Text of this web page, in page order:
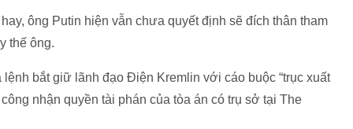
ông Putin hiện vẫn chưa quyết định sẽ đích thân tham
thế ông.
bắt giữ lãnh đạo Điện Kremlin với cáo buộc “trục xuất
nhận quyền tài phán của tòa án có trụ sở tại The